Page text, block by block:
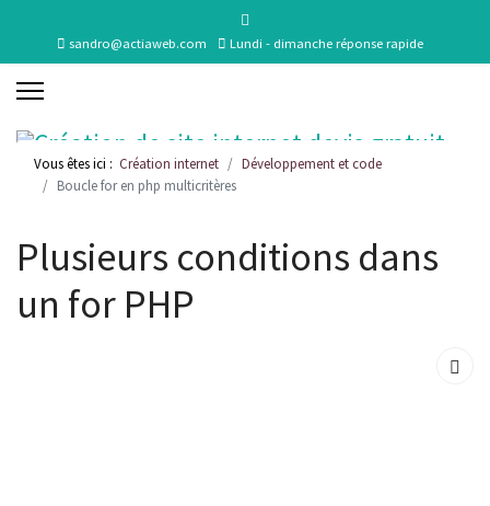
sandro@actiaweb.com Lundi - dimanche réponse rapide
Vous êtes ici : Création internet
Développement et code
Boucle for en php multicritères
Plusieurs conditions dans
un for PHP